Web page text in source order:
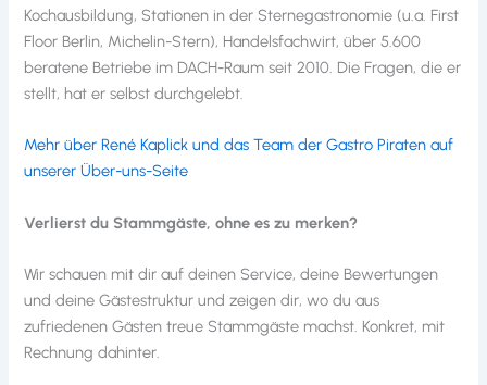
Kochausbildung, Stationen in der Sternegastronomie (u.a. First
Floor Berlin, Michelin-Stern), Handelsfachwirt, über 5.600
beratene Betriebe im DACH-Raum seit 2010. Die Fragen, die er
stellt, hat er selbst durchgelebt.
Mehr über René Kaplick und das Team der Gastro Piraten auf
unserer Über-uns-Seite
Verlierst du Stammgäste, ohne es zu merken?
Wir schauen mit dir auf deinen Service, deine Bewertungen
und deine Gästestruktur und zeigen dir, wo du aus
zufriedenen Gästen treue Stammgäste machst. Konkret, mit
Rechnung dahinter.